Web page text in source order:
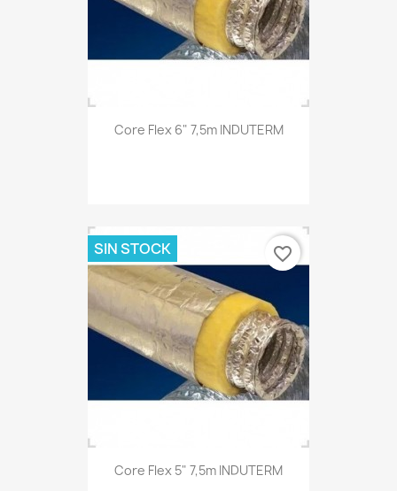
Core Flex 6" 7,5m INDUTERM
Core Flex 5" 7,5m INDUTERM
SIN STOCK favorite_border